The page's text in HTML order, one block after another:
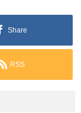
Share
RSS